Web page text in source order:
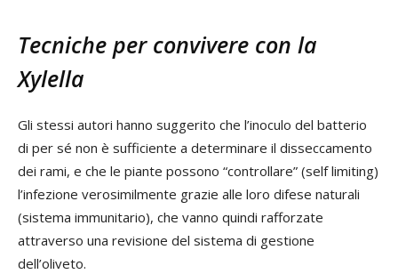
Tecniche per convivere con la
Xylella
Gli stessi autori hanno suggerito che l’inoculo del batterio
di per sé non è sufficiente a determinare il disseccamento
dei rami, e che le piante possono “controllare” (self limiting)
l’infezione verosimilmente grazie alle loro difese naturali
(sistema immunitario), che vanno quindi rafforzate
attraverso una revisione del sistema di gestione
dell’oliveto.